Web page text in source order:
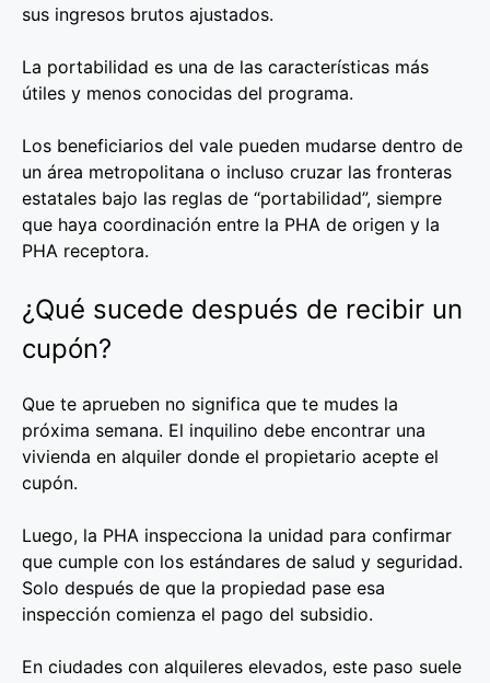
sus ingresos brutos ajustados.
La portabilidad es una de las características más
útiles y menos conocidas del programa.
Los beneficiarios del vale pueden mudarse dentro de
un área metropolitana o incluso cruzar las fronteras
estatales bajo las reglas de “portabilidad”, siempre
que haya coordinación entre la PHA de origen y la
PHA receptora.
¿Qué sucede después de recibir un
cupón?
Que te aprueben no significa que te mudes la
próxima semana. El inquilino debe encontrar una
vivienda en alquiler donde el propietario acepte el
cupón.
Luego, la PHA inspecciona la unidad para confirmar
que cumple con los estándares de salud y seguridad.
Solo después de que la propiedad pase esa
inspección comienza el pago del subsidio.
En ciudades con alquileres elevados, este paso suele